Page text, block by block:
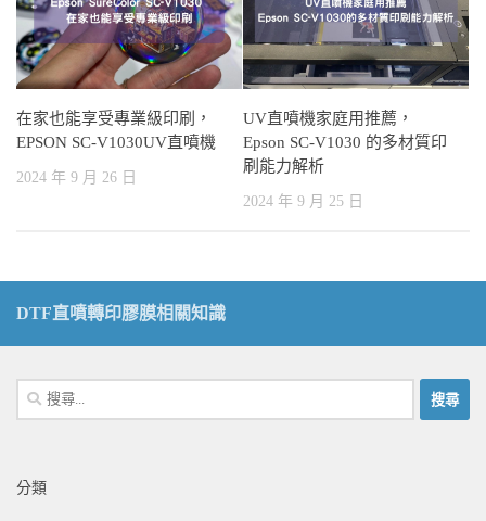
在家也能享受專業級印刷，
EPSON SC-V1030UV直噴機
2024 年 9 月 26 日
UV直噴機家庭用推薦，
Epson SC-V1030 的多材質印
刷能力解析
2024 年 9 月 25 日
DTF直噴轉印膠膜相關知識
搜
尋
字:
分類